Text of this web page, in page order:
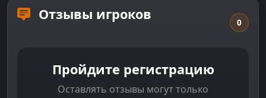
Отзывы игроков 0
Пройдите регистрацию
Оставлять отзывы могут только